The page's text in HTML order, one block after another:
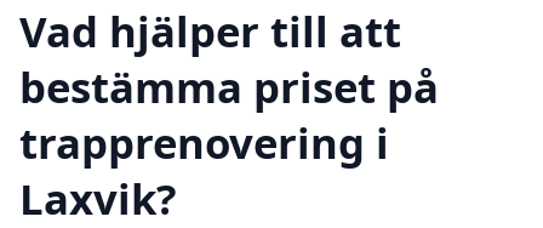
Vad hjälper till att
bestämma priset på
trapprenovering i
Laxvik?